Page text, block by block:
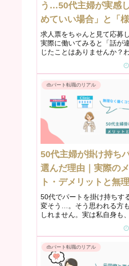
う…50代主婦が実感
めていい場合」と「
る場合」
求人票をちゃんと見て応募
実際に働いてみると「話が
じたことはありませんか？
す。私も何度もそう感じて
私自身、これまでにいくつ
「こんなはずじゃなかった
経験があります。でもその
👜パート転職のリアル
50代主婦が掛け持ち
選んだ理由｜実際の
ト・デメリットと無
くコツ
50代でパートを掛け持ちす
変そう…。そう思われる方
しれません。実は私自身も
再就職は不安」という気持
れていました。40代までは
思ったら、まずは求職活動
👜パート転職のリアル